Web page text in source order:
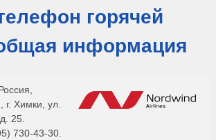
горячей
информация
г. Химки, ул.
25.
730-43-30.